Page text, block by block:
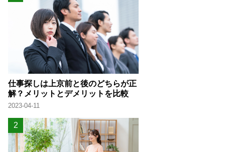
仕事探しは上京前と後のどちらが正
解？メリットとデメリットを比較
2023-04-11